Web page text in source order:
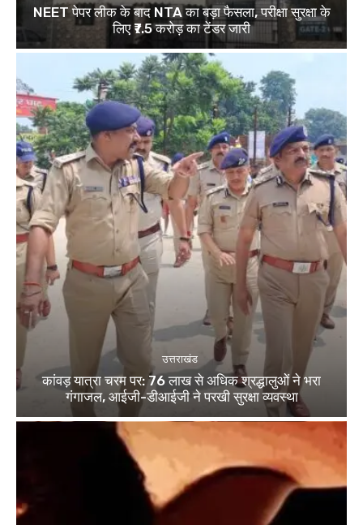
NEET पेपर लीक के बाद NTA का बड़ा फैसला, परीक्षा सुरक्षा के
लिए ₹7.5 करोड़ का टेंडर जारी
उत्तराखंड
कांवड़ यात्रा चरम पर: 76 लाख से अधिक श्रद्धालुओं ने भरा
गंगाजल, आईजी-डीआईजी ने परखी सुरक्षा व्यवस्था